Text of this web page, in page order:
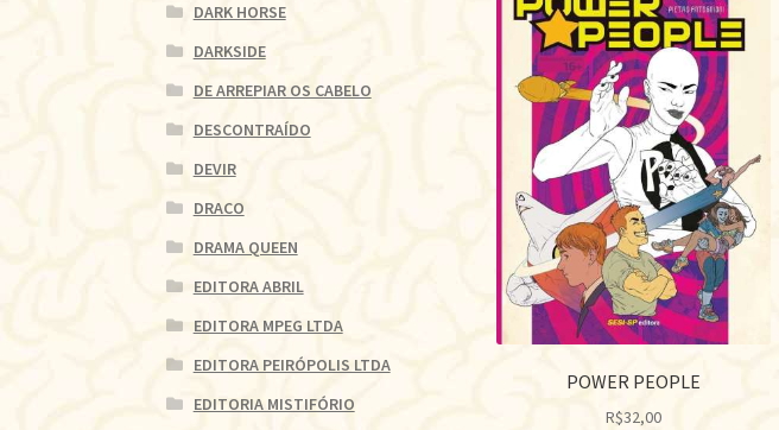
POWER PEOPLE
R$32,00
DARK HORSE
DARKSIDE
DE ARREPIAR OS CABELO
DESCONTRAÍDO
DEVIR
DRACO
DRAMA QUEEN
EDITORA ABRIL
EDITORA MPEG LTDA
EDITORA PEIRÓPOLIS LTDA
EDITORIA MISTIFÓRIO